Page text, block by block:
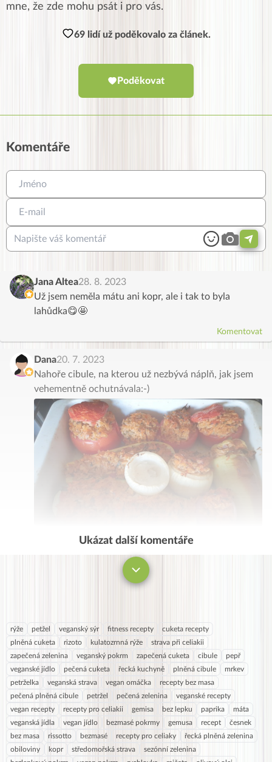
mne, že zde mohu psát i pro vás.
69 lidí už poděkovalo za článek.
Poděkovat
Komentáře
Jana Altea28. 8. 2023
Už jsem neměla mátu ani kopr, ale i tak to byla
lahůdka😋🤩
Komentovat
Dana20. 7. 2023
Nahoře cibule, na kterou už nezbývá náplň, jak jsem
vehementně ochutnávala:-)
Ukázat další komentáře
rýže petžel veganský sýr fitness recepty
cuketa recepty
plněná cuketa
rizoto kulatozrnná rýže
strava při celiakii
zapečená zelenina
veganský pokrm zapečená cuketa cibule
pepř
veganské jídlo
pečená cuketa řecká kuchyně plněná cibule
mrkev
petrželka
veganská strava vegan omáčka
recepty bez masa
pečená plněná cibule
petržel pečená zelenina
veganské recepty
vegan recepty
recepty pro celiakii gemisa bez lepku paprika
máta
veganská jídla
vegan jídlo bezmasé pokrmy gemusa recept
česnek
bez masa
rissotto bezmasé recepty pro celiaky
řecká plněná zelenina
obiloviny
kopr středomořská strava
sezónní zelenina